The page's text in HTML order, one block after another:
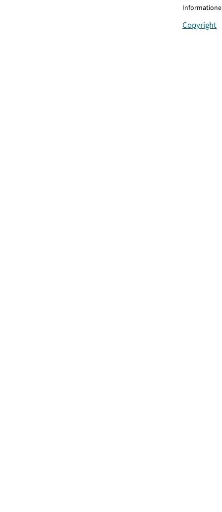
Copyright